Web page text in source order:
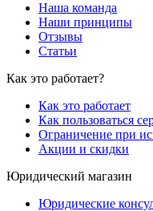
Наша команда
Наши принципы
Отзывы
Статьи
Как это работает?
Как это работает
Как пользоваться
Ограничение при
Акции и скидки
Юридический магазин
Юридические